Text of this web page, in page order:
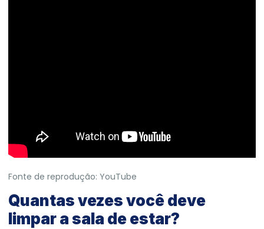
Fonte de reprodução: YouTube
Quantas vezes você deve
limpar a sala de estar?